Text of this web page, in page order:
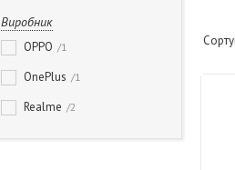
Виробник
OPPO 1
OnePlus 1
Realme 2